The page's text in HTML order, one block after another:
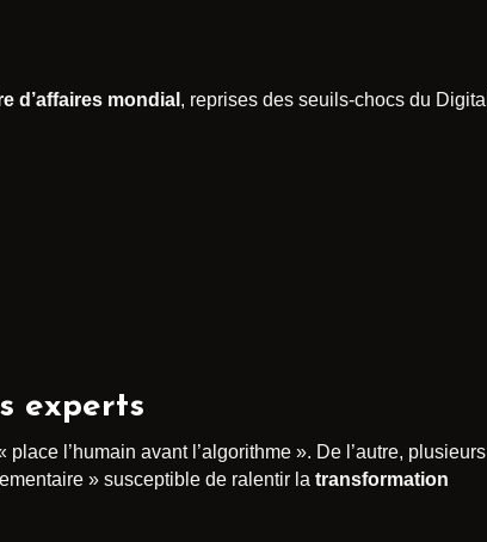
d’affaires mondial , reprises des seuils‐chocs du Digital
experts
l’humain avant l’algorithme ». De l’autre, plusieurs
» susceptible de ralentir la transformation